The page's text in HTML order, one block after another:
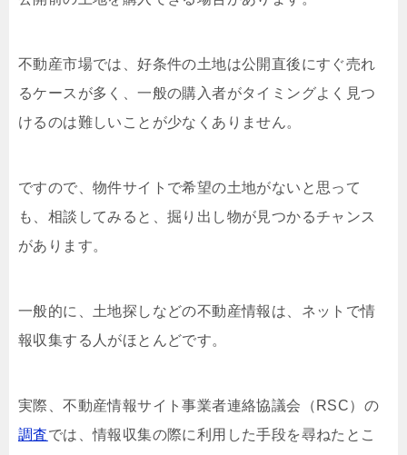
不動産市場では、好条件の土地は公開直後にすぐ売れ
るケースが多く、一般の購入者がタイミングよく見つ
けるのは難しいことが少なくありません。
ですので、物件サイトで希望の土地がないと思って
も、相談してみると、掘り出し物が見つかるチャンス
があります。
一般的に、土地探しなどの不動産情報は、ネットで情
報収集する人がほとんどです。
実際、不動産情報サイト事業者連絡協議会（RSC）の
調査では、情報収集の際に利用した手段を尋ねたとこ